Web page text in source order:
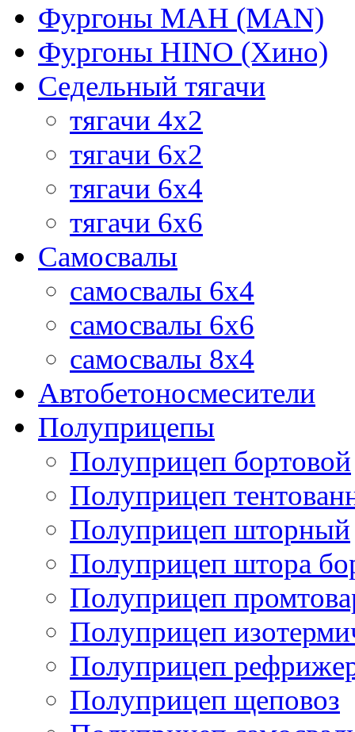
Фургоны МАН (MAN)
Фургоны HINO (Хино)
Седельный тягачи
тягачи 4х2
тягачи 6х2
тягачи 6х4
тягачи 6х6
Самосвалы
самосвалы 6x4
самосвалы 6x6
самосвалы 8x4
Автобетоносмесители
Полуприцепы
Полуприцеп бортовой
Полуприцеп
Полуприцеп шторный
Полуприцеп штора
Полуприцеп
Полуприцеп
Полуприцеп
Полуприцеп щеповоз